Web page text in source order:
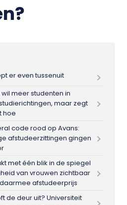
er even tussenuit
meer studenten in
maar zegt
hoe
code rood op Avans:
afstudeerzittingen gingen
met één blik in de spiegel
van vrouwen zichtbaar
afstudeerprijs
de deur uit? Universiteit